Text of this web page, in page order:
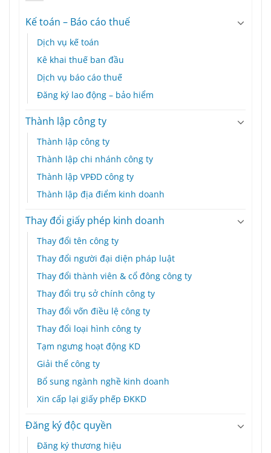
Kế toán – Báo cáo thuế
Dịch vụ kế toán
Kê khai thuế ban đầu
Dịch vụ báo cáo thuế
Đăng ký lao động – bảo hiểm
Thành lập công ty
Thành lập công ty
Thành lập chi nhánh công ty
Thành lập VPĐD công ty
Thành lập địa điểm kinh doanh
Thay đổi giấy phép kinh doanh
Thay đổi tên công ty
Thay đổi người đại diện pháp luật
Thay đổi thành viên & cổ đông công ty
Thay đổi trụ sở chính công ty
Thay đổi vốn điều lệ công ty
Thay đổi loại hình công ty
Tạm ngưng hoạt động KD
Giải thể công ty
Bổ sung ngành nghề kinh doanh
Xin cấp lại giấy phếp ĐKKD
Đăng ký độc quyền
Đăng ký thương hiệu